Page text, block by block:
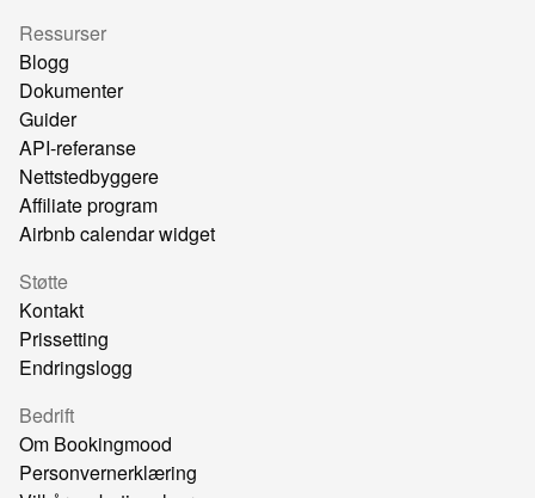
Ressurser
Blogg
Dokumenter
Guider
API-referanse
Nettstedbyggere
Affiliate program
Airbnb calendar widget
Støtte
Kontakt
Prissetting
Endringslogg
Bedrift
Om Bookingmood
Personvernerklæring